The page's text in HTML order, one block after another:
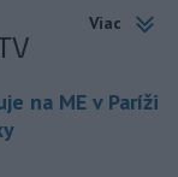
Viac
na ME v Paríži